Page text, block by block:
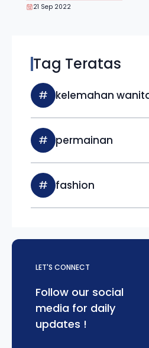
21 Sep 2022
Tag Teratas
# kelemahan
# permainan
# fashion
LET'S CONNECT
Follow our social
media for daily
updates !